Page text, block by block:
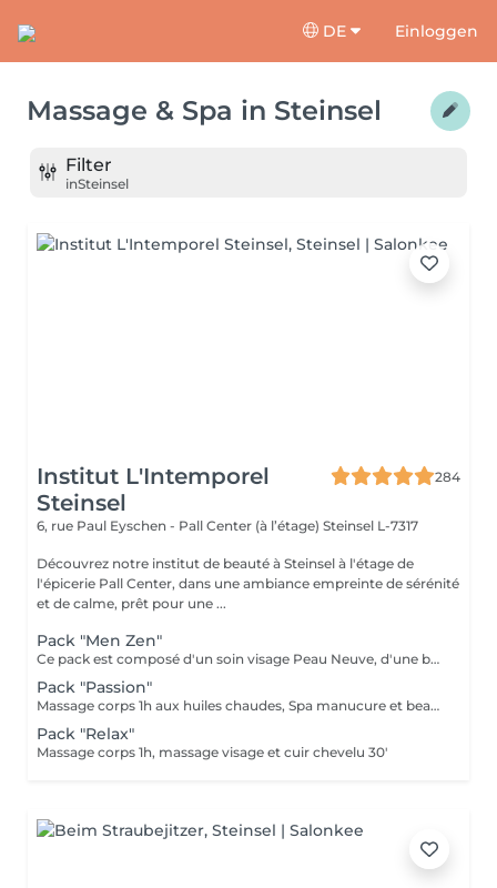
DE Einloggen
Massage & Spa in Steinsel
Filter
inSteinsel
Institut L'Intemporel
Steinsel
284
6, rue Paul Eyschen - Pall Center (à l’étage) Steinsel L-7317
Découvrez notre institut de beauté à Steinsel à l'étage de
l'épicerie Pall Center, dans une ambiance empreinte de sérénité
et de calme, prêt pour une ...
Pack "Men Zen"
Ce pack est composé d'un soin visage Peau Neuve, d'une beauté des pieds et d'un massage "Escale à Marrakech" (1h de massage) déconnection et expérience sensorielle Pour récupérer un homme zen :-)
Pack "Passion"
Massage corps 1h aux huiles chaudes, Spa manucure et beauté des pieds + bain de paraffine
Pack "Relax"
Massage corps 1h, massage visage et cuir chevelu 30'